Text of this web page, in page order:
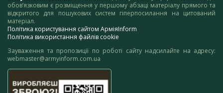
обов’язковим є розміщення у першому абзаці матеріалу прямого та
відкритого для пошукових систем гіперпосилання на цитований
матеріал.
Політика користування сайтом АрміяInform
Політика використання файлів cookie
Зауваження та пропозиції по роботі сайту надсилайте на адресу:
webmaster@armyinform.com.ua